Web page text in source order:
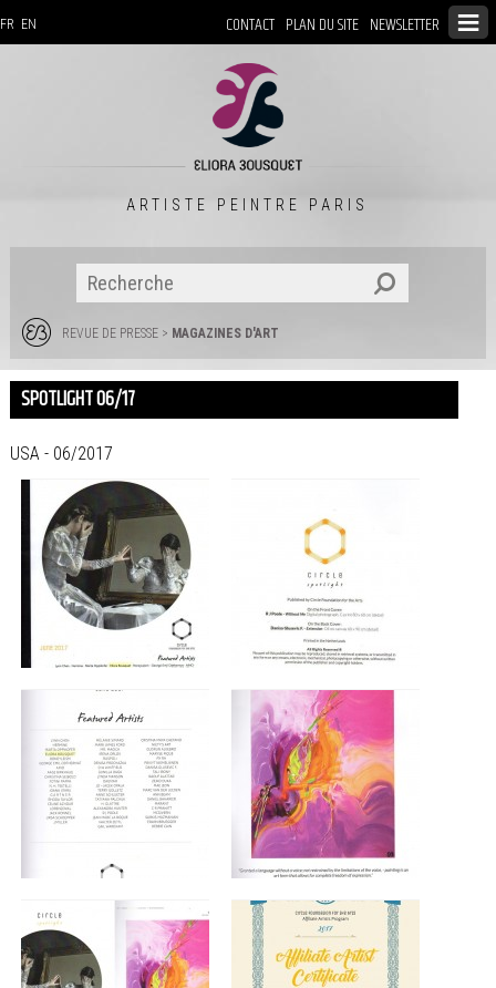
CONTACT PLAN DU SITE NEWSLETTER
FR EN
ARTISTE PEINTRE PARIS
REVUE DE PRESSE> MAGAZINES D'ART
SPOTLIGHT 06/17
USA - 06/2017